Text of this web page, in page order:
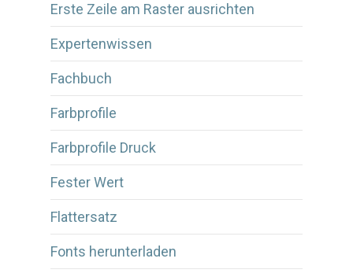
Erste Zeile am Raster ausrichten
Expertenwissen
Fachbuch
Farbprofile
Farbprofile Druck
Fester Wert
Flattersatz
Fonts herunterladen